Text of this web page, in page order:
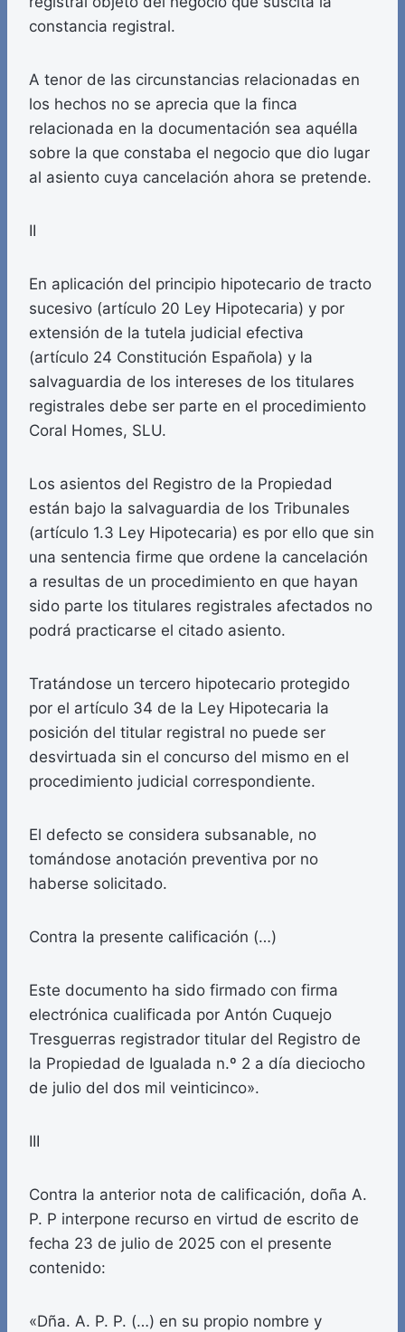
constancia registral.
A tenor de las circunstancias relacionadas en
los hechos no se aprecia que la finca
relacionada en la documentación sea aquélla
sobre la que constaba el negocio que dio lugar
al asiento cuya cancelación ahora se pretende.
II
En aplicación del principio hipotecario de tracto
sucesivo (artículo 20 Ley Hipotecaria) y por
extensión de la tutela judicial efectiva
(artículo 24 Constitución Española) y la
salvaguardia de los intereses de los titulares
registrales debe ser parte en el procedimiento
Coral Homes, SLU.
Los asientos del Registro de la Propiedad
están bajo la salvaguardia de los Tribunales
(artículo 1.3 Ley Hipotecaria) es por ello que sin
una sentencia firme que ordene la cancelación
a resultas de un procedimiento en que hayan
sido parte los titulares registrales afectados no
podrá practicarse el citado asiento.
Tratándose un tercero hipotecario protegido
por el artículo 34 de la Ley Hipotecaria la
posición del titular registral no puede ser
desvirtuada sin el concurso del mismo en el
procedimiento judicial correspondiente.
El defecto se considera subsanable, no
tomándose anotación preventiva por no
haberse solicitado.
Contra la presente calificación (…)
Este documento ha sido firmado con firma
electrónica cualificada por Antón Cuquejo
Tresguerras registrador titular del Registro de
la Propiedad de Igualada n.º 2 a día dieciocho
de julio del dos mil veinticinco».
III
Contra la anterior nota de calificación, doña A.
P. P interpone recurso en virtud de escrito de
fecha 23 de julio de 2025 con el presente
contenido:
«Dña. A. P. P. (…) en su propio nombre y